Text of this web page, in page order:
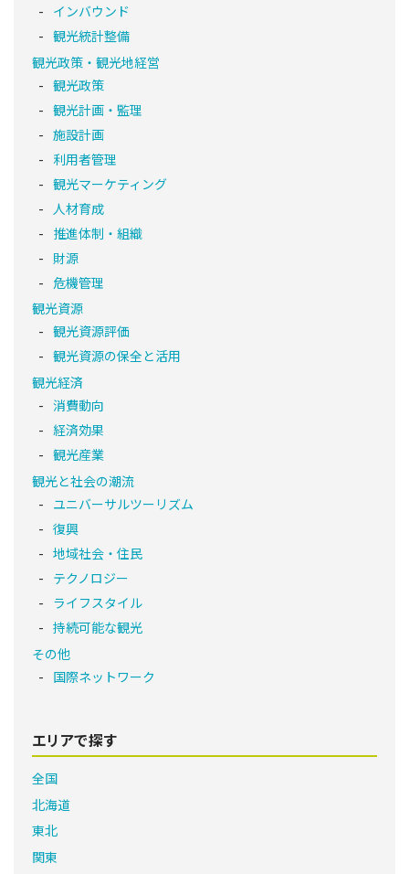
インバウンド
観光統計整備
観光政策・観光地経営
観光政策
観光計画・監理
施設計画
利用者管理
観光マーケティング
人材育成
推進体制・組織
財源
危機管理
観光資源
観光資源評価
観光資源の保全と活用
観光経済
消費動向
経済効果
観光産業
観光と社会の潮流
ユニバーサルツーリズム
復興
地域社会・住民
テクノロジー
ライフスタイル
持続可能な観光
その他
国際ネットワーク
エリアで探す
全国
北海道
東北
関東